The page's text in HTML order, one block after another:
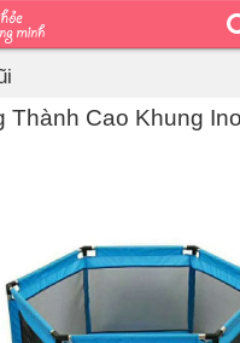
Thành Cao Khung